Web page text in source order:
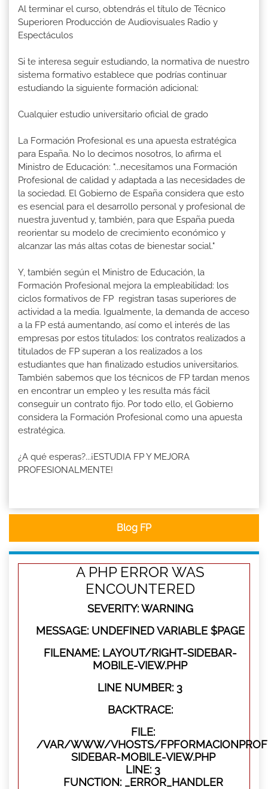
Al terminar el curso, obtendrás el título de Técnico
Superioren Producción de Audiovisuales Radio y
Espectáculos
Si te interesa seguir estudiando, la normativa de nuestro
sistema formativo establece que podrías continuar
estudiando la siguiente formación adicional:
Cualquier estudio universitario oficial de grado
La Formación Profesional es una apuesta estratégica
para España. No lo decimos nosotros, lo afirma el
Ministro de Educación: "...necesitamos una Formación
Profesional de calidad y adaptada a las necesidades de
la sociedad. El Gobierno de España considera que esto
es esencial para el desarrollo personal y profesional de
nuestra juventud y, también, para que España pueda
reorientar su modelo de crecimiento económico y
alcanzar las más altas cotas de bienestar social."
Y, también según el Ministro de Educación, la
Formación Profesional mejora la empleabilidad: los
ciclos formativos de FP registran tasas superiores de
actividad a la media. Igualmente, la demanda de acceso
a la FP está aumentando, así como el interés de las
empresas por estos titulados: los contratos realizados a
titulados de FP superan a los realizados a los
estudiantes que han finalizado estudios universitarios.
También sabemos que los técnicos de FP tardan menos
en encontrar un empleo y les resulta más fácil
conseguir un contrato fijo. Por todo ello, el Gobierno
considera la Formación Profesional como una apuesta
estratégica.
¿A qué esperas?...¡ESTUDIA FP Y MEJORA
PROFESIONALMENTE!
Blog FP
A PHP ERROR WAS
ENCOUNTERED
SEVERITY: WARNING
MESSAGE: UNDEFINED VARIABLE $PAGE
FILENAME: LAYOUT/RIGHT-SIDEBAR-
MOBILE-VIEW.PHP
LINE NUMBER: 3
BACKTRACE:
FILE:
/VAR/WWW/VHOSTS/
SIDEBAR-MOBILE-VIEW.PHP
LINE: 3
FUNCTION: _ERROR_HANDLER